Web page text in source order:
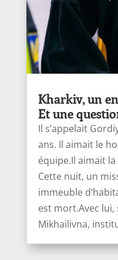
Kharkiv, un
Et une
Il s’appelait
ans. Il aimait le
équipe.Il aimait
Cette nuit, un
immeuble
est mort.Avec lui,
Mikhailivna,